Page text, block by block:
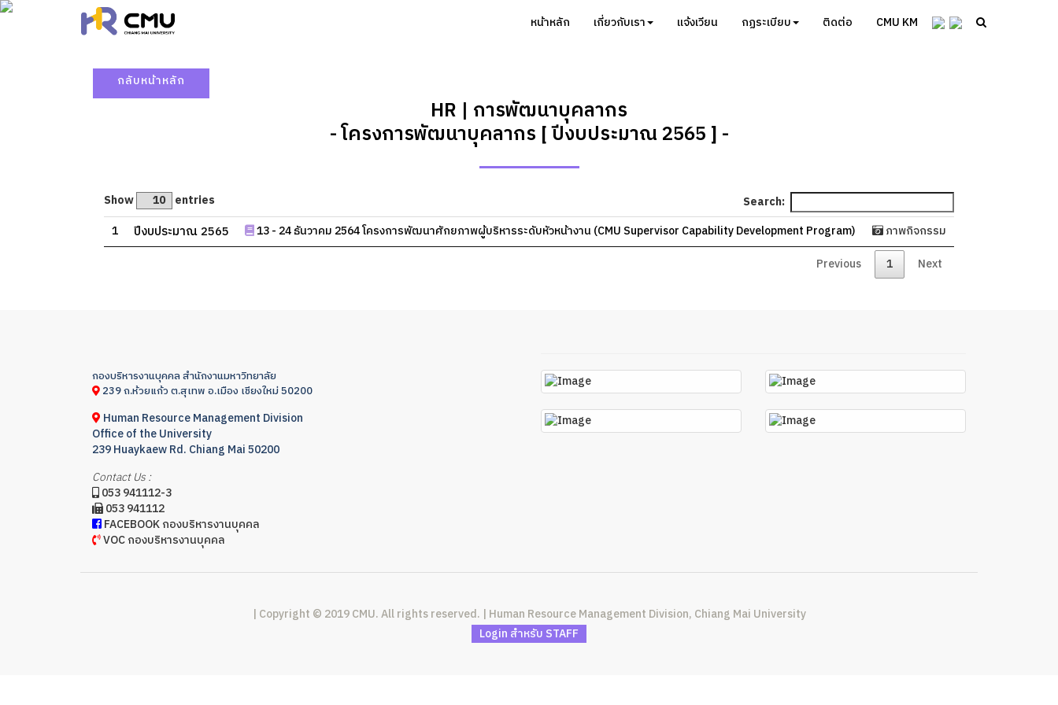
หน้าหลัก เกี่ยวกับเรา แจ้งเวียน กฏระเบียบ ติดต่อ CMU KM
กลับหน้าหลัก
HR | การพัฒนาบุคลากร
- โครงการพัฒนาบุคลากร [ ปีงบประมาณ 2565 ] -
Show entries
Search:
1
ปีงบประมาณ 2565 13 - 24 ธันวาคม 2564 โครงการพัฒนาศักยภาพผู้บริหารระดับหัวหน้างาน (CMU Supervisor Capability Development Program)
ภาพกิจกรรม
Previous
1 Next
กองบริหารงานบุคคล สำนักงานมหาวิทยาลัย
239 ถ.ห้วยแก้ว ต.สุเทพ อ.เมือง เชียงใหม่ 50200
Human Resource Management Division
Office of the University
239 Huaykaew Rd. Chiang Mai 50200
Contact Us :
053 941112-3
053 941112
FACEBOOK กองบริหารงานบุคคล
VOC กองบริหารงานบุคคล
| Copyright © 2019 CMU. All rights reserved. | Human Resource Management Division, Chiang Mai University
Login สำหรับ STAFF